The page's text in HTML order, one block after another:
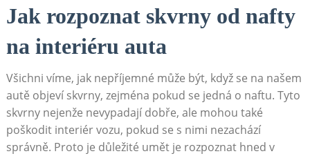
Jak rozpoznat skvrny od nafty
na interiéru auta
Všichni víme, jak nepříjemné může být, když se na našem
autě objeví skvrny, zejména pokud se jedná o naftu. Tyto
skvrny nejenže nevypadají dobře, ale mohou také
poškodit interiér vozu, pokud se s nimi nezachází
správně. Proto je důležité umět je rozpoznat hned v